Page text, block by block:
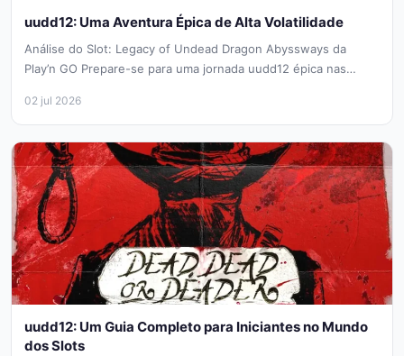
uudd12: Uma Aventura Épica de Alta Volatilidade
Análise do Slot: Legacy of Undead Dragon Abyssways da
Play’n GO Prepare-se para uma jornada uudd12 épica nas
02 jul 2026
uudd12: Um Guia Completo para Iniciantes no Mundo
dos Slots